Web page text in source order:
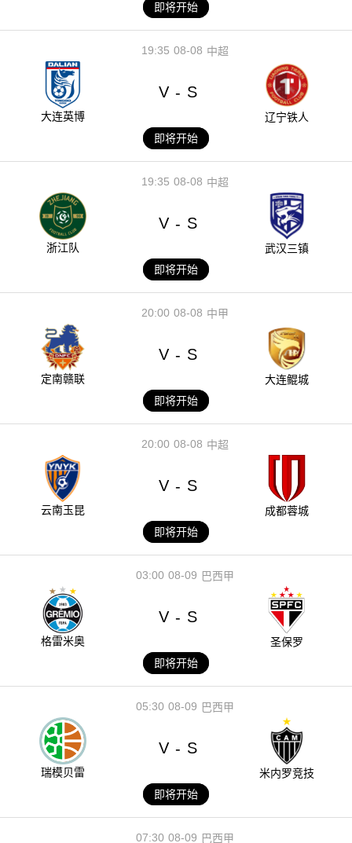
即将开始
08-08
19:35 中超
大连英博
V - S
辽宁铁人
即将开始
08-08
19:35 中超
浙江队
V - S
武汉三镇
即将开始
08-08
20:00 中甲
定南赣联
V - S
大连鲲城
即将开始
08-08
20:00 中超
云南玉昆
V - S
成都蓉城
即将开始
08-09
03:00 巴西甲
格雷米奥
V - S
圣保罗
即将开始
08-09
05:30 巴西甲
瑞模贝雷
V - S
米内罗竞技
即将开始
08-09
07:30 巴西甲